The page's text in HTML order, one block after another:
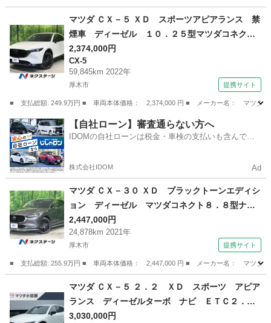
AZ-ワゴン
マツダ ＣＸ－５ ＸＤ スポーツアピアランス 禁
煙車 ディーゼル １０．２５型マツダコネク
ト 全周囲カメラ 衝突軽減装置 レーダークル
ーズ 電動リアゲート レザーシート 全席シー
トヒーター ドラレコ コーナーセンサー デジ
2,374,000円
CX-5
59,845km 2022年
厚木市 提携サイト
■ 支払総額: 249.9万円 ■ 車両本体価格： 2,374,000 円 ■ メーカー名： マツ
神奈川 厚木市 CX-5
【自社ローン】審査通らない方へ
IDOMの自社ローンは税金・車検の支払いも含んでい
株式会社IDOM Ad
マツダ ＣＸ－３０ ＸＤ ブラックトーンエディシ
ョン ディーゼル マツダコネクト８．８型ナ
ビ 全周囲カメラ 衝突軽減 レーダークルー
ズ ブラインドスポットモニター 電動リアゲー
ト コーナーセンサー ＬＥＤヘッド ＥＴＣ
純正１８インチアルミ （検8.12）
2,447,000円
24,878km 2021年
厚木市 提携サイト
■ 支払総額: 255.9万円 ■ 車両本体価格： 2,447,000 円 ■ メーカー名： マツダ
マツダ
マツダ ＣＸ－５ ２．２ ＸＤ スポーツ アピア
ランス ディーゼルターボ ナビ ＥＴＣ２．
０ ３６０度モニター ＬＥＤランプ １オーナ
3,030,000円